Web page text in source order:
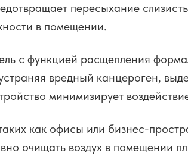
пересыхание
в помещении.
с функцией расщепления
вредный канцероген,
минимизирует
как офисы или бизнес-
очищать воздух в помещении